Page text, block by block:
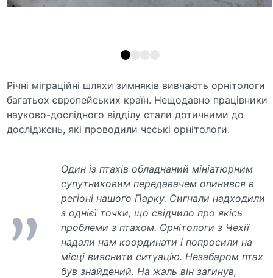
Річні міграційні шляхи зимняків вивчають орнітологи
багатьох європейських країн. Нещодавно працівники
науково-дослідного відділу стали дотичними до
досліджень, які проводили чеські орнітологи.
Один із птахів обладнаний мініатюрним
супутниковим передавачем опинився в
регіоні нашого Парку. Сигнали надходили
з однієї точки, що свідчило про якісь
проблеми з птахом. Орнітологи з Чехії
надали нам координати і попросили на
місці вияснити ситуацію. Незабаром птах
був знайдений. На жаль він загинув,